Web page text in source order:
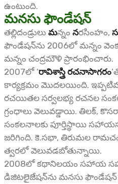
ఉంటుంది.
మనసు ఫౌండేషన్
తల్లిదండ్రులు మన్నం నరసింహం,
ఫౌండేషన్‌ను 2006లో మన్నం
మన్నం చంద్రమౌళి ప్రారంభించారు.
2007లో ‘రావిశాస్త్రి రచనాసాగరం
కార్యక్రమం మొదలయింది.
రచయితల సర్వలభ్య రచనల
గ్రంధాలు వెలువడ్డాయి. తిలక్,
సంకలనాలకు పూర్తిస్థాయి
జరిగింది. కె.సభా, తిరుమల
త్వరలో వెలువడబోతున్నాయి.
2008లో కథానిలయం సహాయ
డిజిటలైజేషన్‌ను మనసు ఫౌండేషన్